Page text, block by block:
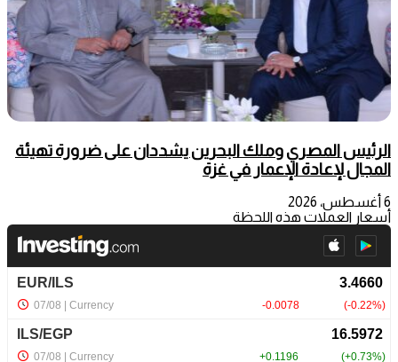
الرئيس المصري وملك البحرين يشددان على ضرورة تهيئة
المجال لإعادة الإعمار في غزة
6 أغسطس، 2026
أسعار العملات هذه اللحظة